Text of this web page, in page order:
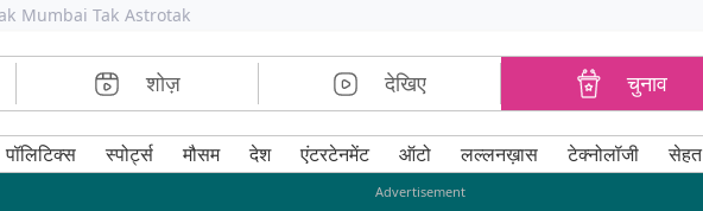
Mumbai Tak Astrotak
शोज़ देखिए चुनाव
पॉलिटिक्स स्पोर्ट्स मौसम देश एंटरटेनमेंट ऑटो लल्लनख़ास टेक्नोलॉजी सेहत
Advertisement